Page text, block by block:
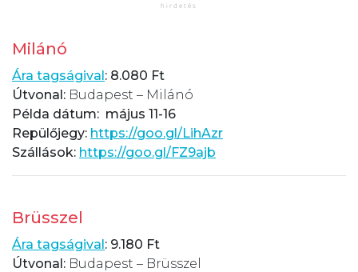
Milánó
Ára tagságival: 8.080 Ft
Útvonal: Budapest – Milánó
Példa dátum: május 11-16
Repülőjegy: https://goo.gl/LihAzr
Szállások: https://goo.gl/FZ9ajb
Brüsszel
Ára tagságival: 9.180 Ft
Útvonal: Budapest – Brüsszel